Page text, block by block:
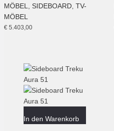
MÖBEL, SIDEBOARD, TV-
MÖBEL
€ 5.403,00
In den Warenkorb